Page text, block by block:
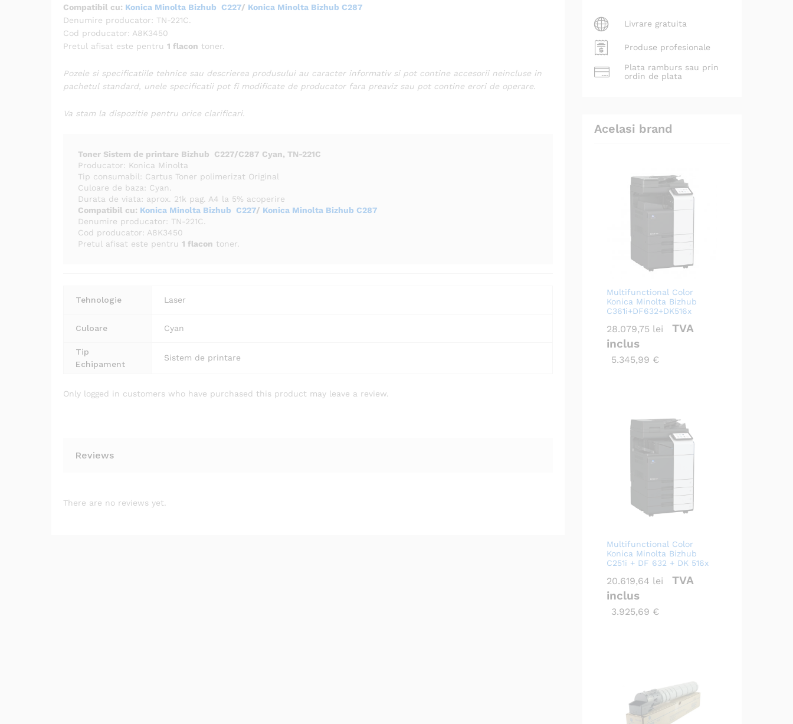
Compatibil cu: Konica Minolta Bizhub C227/ Konica Minolta Bizhub C287
Denumire producator: TN-221C.
Cod producator: A8K3450
Pretul afisat este pentru 1 flacon toner.
Pozele si specificatiile tehnice sau descrierea produsului au caracter informativ si pot contine accesorii neincluse in
pachetul standard, unele specificatii pot fi modificate de producator fara preaviz sau pot contine erori de operare.
Va stam la dispozitie pentru orice clarificari.
Toner Sistem de printare Bizhub C227/C287 Cyan, TN-221C
Producator: Konica Minolta
Tip consumabil: Cartus Toner polimerizat Original
Culoare de baza: Cyan.
Durata de viata: aprox. 21k pag. A4 la 5% acoperire
Compatibil cu: Konica Minolta Bizhub C227/ Konica Minolta Bizhub C287
Denumire producator: TN-221C.
Cod producator: A8K3450
Pretul afisat este pentru 1 flacon toner.
Tehnologie Laser
Culoare Cyan
Tip
Echipament
Sistem de printare
Only logged in customers who have purchased this product may leave a review.
Reviews
There are no reviews yet.
Livrare gratuita
Produse profesionale
Plata ramburs sau prin
ordin de plata
Acelasi brand
Multifunctional Color
Konica Minolta Bizhub
C361i+DF632+DK516x
28.079,75 lei
TVA
inclus
5.345,99 €
Multifunctional Color
Konica Minolta Bizhub
C251i + DF 632 + DK 516x
20.619,64 lei
TVA
inclus
3.925,69 €